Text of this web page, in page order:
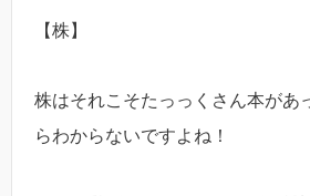
【株】
株はそれこそたっっくさん本があ
らわからないですよね！